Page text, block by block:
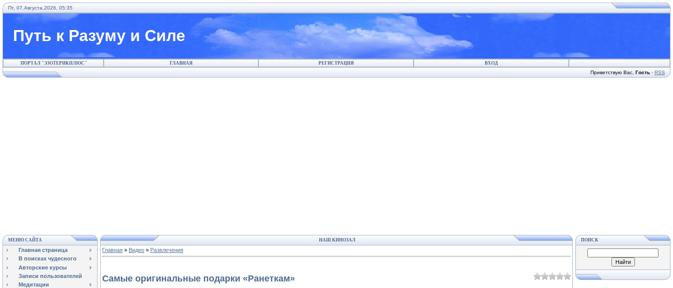
Пт, 07.Августа.2026, 05:35
Путь к Разуму и Силе
ПОРТАЛ "ЭЗОТЕРИКПЛЮС" ГЛАВНАЯ РЕГИСТРАЦИЯ ВХОД
Приветствую Вас Гость · RSS
МЕНЮ САЙТА
Главная страница
В поисках чудесного
Авторские курсы
Записи пользователей
Медитации
НАШ КИНОЗАЛ
Главная » Видео » Развлечения
Самые оригинальные подарки «Ранеткам»
ПОИСК